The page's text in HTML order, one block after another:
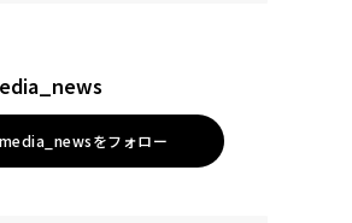
をフォロー